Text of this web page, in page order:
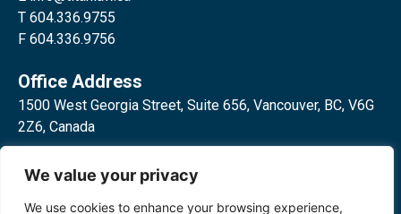
We value your privacy
We use cookies to enhance your browsing experience,
T 604.336.9755
F 604.336.9756
Office Address
1500 West Georgia Street, Suite 656, Vancouver, BC, V6G
2Z6, Canada
Toronto, ON, M4W 3E2, Canada